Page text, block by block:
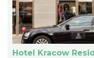
Hotel Kracow